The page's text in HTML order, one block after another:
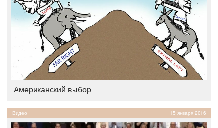
Американский выбор
Видео 15 января 2016